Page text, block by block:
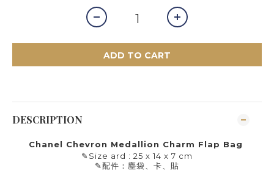
ADD TO CART
DESCRIPTION
Chanel Chevron Medallion Charm Flap Bag
✎Size ard : 25 x 14 x 7 cm
✎配件：塵袋、卡、貼